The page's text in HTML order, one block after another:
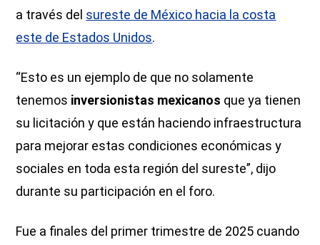
a través del sureste de México hacia la costa
este de Estados Unidos.
“Esto es un ejemplo de que no solamente
tenemos inversionistas mexicanos que ya tienen
su licitación y que están haciendo infraestructura
para mejorar estas condiciones económicas y
sociales en toda esta región del sureste”, dijo
durante su participación en el foro.
Fue a finales del primer trimestre de 2025 cuando